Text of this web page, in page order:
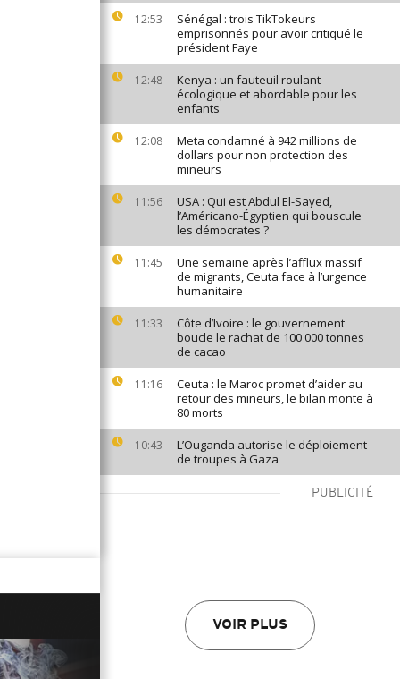
12:53
Sénégal : trois TikTokeurs
emprisonnés pour avoir critiqué le
président Faye
12:48
Kenya : un fauteuil roulant
écologique et abordable pour les
enfants
12:08
Meta condamné à 942 millions de
dollars pour non protection des
mineurs
11:56
USA : Qui est Abdul El-Sayed,
l’Américano-Égyptien qui bouscule
les démocrates ?
11:45
Une semaine après l’afflux massif
de migrants, Ceuta face à l’urgence
humanitaire
11:33
Côte d’Ivoire : le gouvernement
boucle le rachat de 100 000 tonnes
de cacao
11:16
Ceuta : le Maroc promet d’aider au
retour des mineurs, le bilan monte à
80 morts
10:43
L’Ouganda autorise le déploiement
de troupes à Gaza
PUBLICITÉ
VOIR PLUS